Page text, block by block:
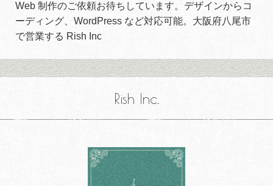
Web 制作のご依頼お待ちしています。デザインからコ
ーディング、WordPress など対応可能。大阪府八尾市
で営業する Rish Inc
Rish Inc.